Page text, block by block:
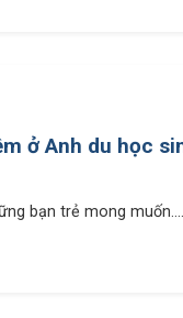
ở Anh du học
bạn trẻ mong muốn....